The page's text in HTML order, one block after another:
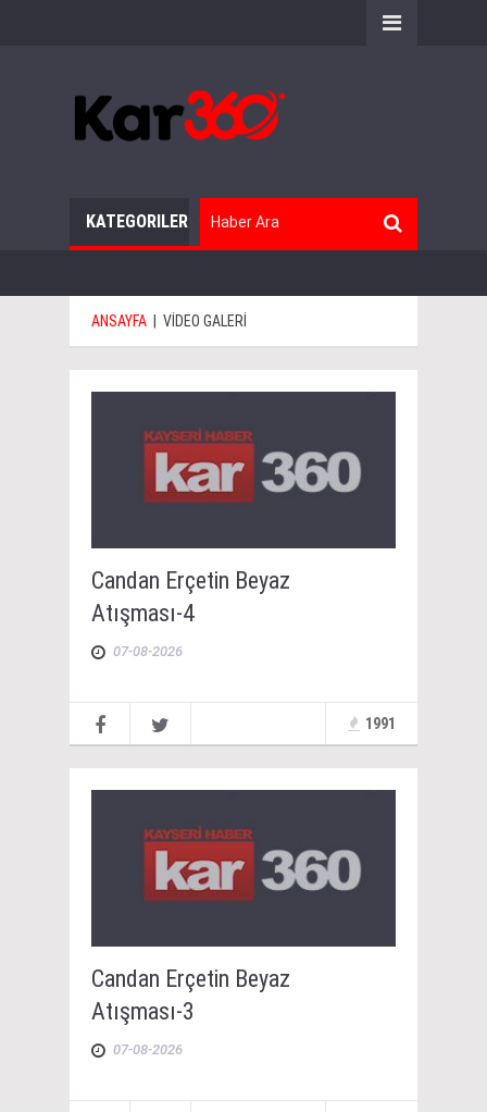
KATEGORILER
ANSAYFA | VİDEO GALERİ
Candan Erçetin Beyaz
Atışması-4
07-08-2026
1991
Candan Erçetin Beyaz
Atışması-3
07-08-2026